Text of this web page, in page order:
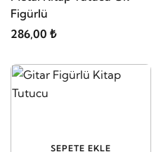
Figürlü
286,00 ₺
SEPETE EKLE